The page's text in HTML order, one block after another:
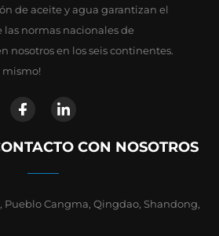
de aceite y agua garantizan el
normas nacionales de
nosotros en los seis continentes.
mismo!
CON NOSOTROS
Pueblo Cangma, Qingdao, Shandong,